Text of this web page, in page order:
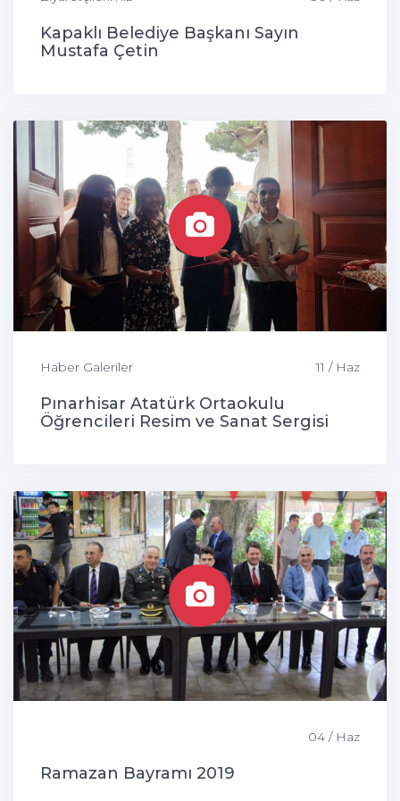
Kapaklı Belediye Başkanı Sayın
Mustafa Çetin
Haber Galeriler 11 / Haz
Pınarhisar Atatürk Ortaokulu
Öğrencileri Resim ve Sanat Sergisi
04 / Haz
Ramazan Bayramı 2019